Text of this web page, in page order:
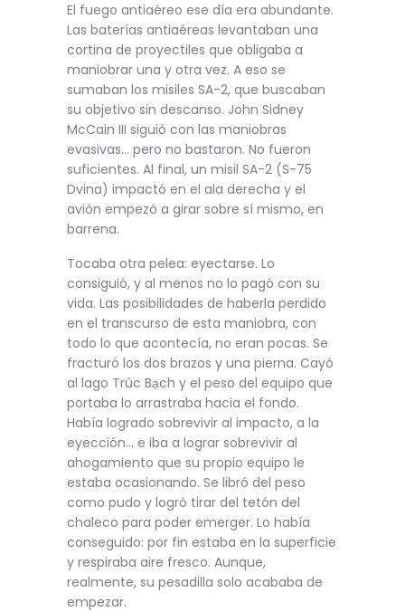
El fuego antiaéreo ese día era abundante.
Las baterías antiaéreas levantaban una
cortina de proyectiles que obligaba a
maniobrar una y otra vez. A eso se
sumaban los misiles SA-2, que buscaban
su objetivo sin descanso. John Sidney
McCain III siguió con las maniobras
evasivas… pero no bastaron. No fueron
suficientes. Al final, un misil SA-2 (S-75
Dvina) impactó en el ala derecha y el
avión empezó a girar sobre sí mismo, en
barrena.
Tocaba otra pelea: eyectarse. Lo
consiguió, y al menos no lo pagó con su
vida. Las posibilidades de haberla perdido
en el transcurso de esta maniobra, con
todo lo que acontecía, no eran pocas. Se
fracturó los dos brazos y una pierna. Cayó
al lago Trúc Bạch y el peso del equipo que
portaba lo arrastraba hacia el fondo.
Había logrado sobrevivir al impacto, a la
eyección… e iba a lograr sobrevivir al
ahogamiento que su propio equipo le
estaba ocasionando. Se libró del peso
como pudo y logró tirar del tetón del
chaleco para poder emerger. Lo había
conseguido: por fin estaba en la superficie
y respiraba aire fresco. Aunque,
realmente, su pesadilla solo acababa de
empezar.